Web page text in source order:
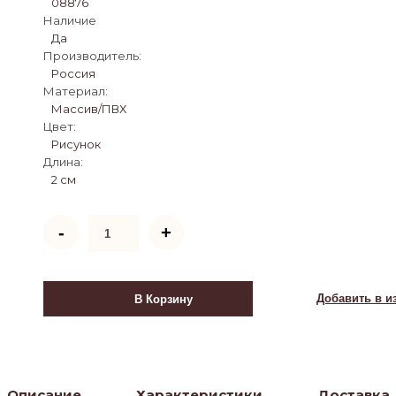
08876
Наличие
Да
Производитель:
Россия
Материал:
Массив/ПВХ
Цвет:
Рисунок
Длина:
2 см
-
товара
5
Телефонная
будка
+
В Корзину Добавить в